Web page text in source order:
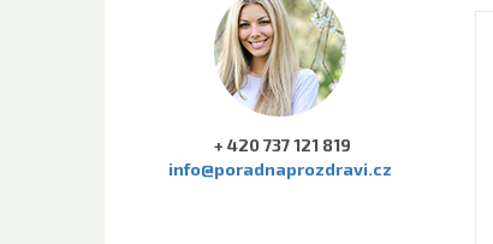
+ 420 737 121 819
info@poradnaprozdravi.cz